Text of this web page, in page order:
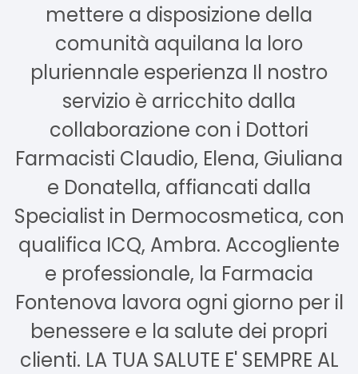
mettere a disposizione della
comunità aquilana la loro
pluriennale esperienza Il nostro
servizio è arricchito dalla
collaborazione con i Dottori
Farmacisti Claudio, Elena, Giuliana
e Donatella, affiancati dalla
Specialist in Dermocosmetica, con
qualifica ICQ, Ambra. Accogliente
e professionale, la Farmacia
Fontenova lavora ogni giorno per il
benessere e la salute dei propri
clienti. LA TUA SALUTE E' SEMPRE AL